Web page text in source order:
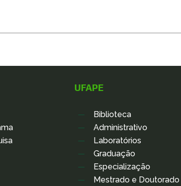
UFAPE
Biblioteca
Administrativo
Laboratórios
Graduação
Especialização
Mestrado e Doutorado